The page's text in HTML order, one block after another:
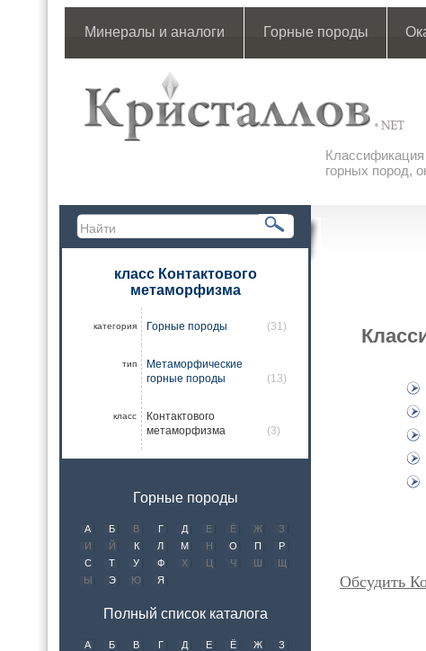
Минералы и аналоги Горные породы
горных пород,
класс Контактового
метаморфизма
категория Горные породы (31)
тип
Метаморфические
горные породы
(13)
класс
Контактового
метаморфизма
(3)
Горные породы
А Б В Г Д Е Ё Ж
З
И
Й К Л М Н О П
Р
С
Т У Ф Х Ц Ч Ш
Щ
Ы
Э Ю Я
Полный список каталога
А Б В Г Д Е Ё Ж
З
Обсудить